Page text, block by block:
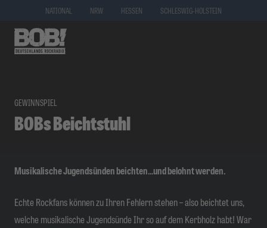
NATIONAL NRW HESSEN SCHLESWIG-HOLSTEIN
GEWINNSPIEL
BOBs Beichtstuhl
Musikalische Jugendsünden beichten...und belohnt werden.
Echte Rockfans können zu Ihren Fehlern stehen – also beichtet uns,
welche musikalische Jugendsünde Ihr so auf dem Kerbholz habt! War